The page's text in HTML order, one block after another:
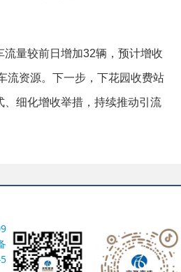
流量较前日增加32辆，预计增收
流资源。下一步，下花园收费站
、细化增收举措，持续推动引流